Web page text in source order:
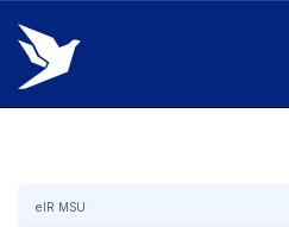
Skip
navigation
eIR MSU